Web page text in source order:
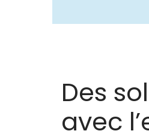
Des
avec